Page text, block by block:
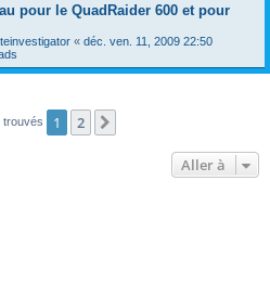
pour le QuadRaider 600 et pour
« déc. ven. 11, 2009 22:50
trouvés 1 2
Aller à